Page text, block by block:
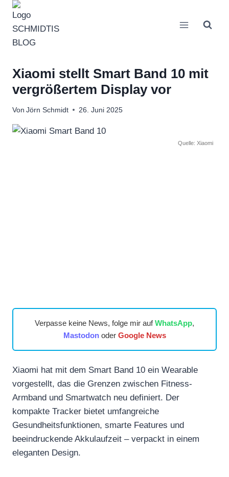
Zum
Inhalt
springen
Xiaomi stellt Smart Band 10 mit
vergrößertem Display vor
Von Jörn Schmidt 26. Juni 2025
Quelle: Xiaomi
Verpasse keine News, folge mir aufWhatsApp,
Mastodonoder Google News
Xiaomi hat mit dem Smart Band 10 ein Wearable
vorgestellt, das die Grenzen zwischen Fitness-
Armband und Smartwatch neu definiert. Der
kompakte Tracker bietet umfangreiche
Gesundheitsfunktionen, smarte Features und
beeindruckende Akkulaufzeit – verpackt in einem
eleganten Design.